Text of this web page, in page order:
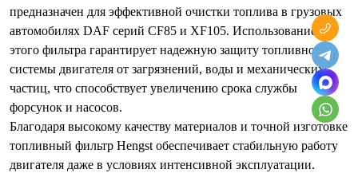
предназначен для эффективной очистки топлива в грузовых
автомобилях DAF серий CF85 и XF105. Использование
этого фильтра гарантирует надежную защиту топливной
системы двигателя от загрязнений, воды и механических
частиц, что способствует увеличению срока службы
форсунок и насосов.
Благодаря высокому качеству материалов и точной изготовке
топливный фильтр Hengst обеспечивает стабильную работу
двигателя даже в условиях интенсивной эксплуатации.